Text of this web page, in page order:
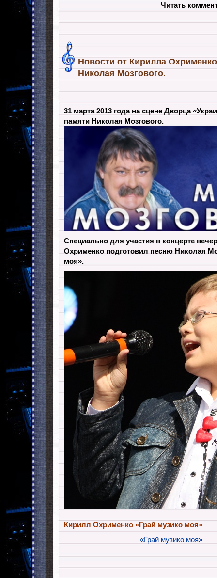
Читать
Новости от Кирилла
Николая Мозгового.
31 марта 2013 года на сцене Дворца
памяти Николая Мозгового.
Специально для участия в концерте
Охрименко подготовил песню Николая
моя».
Кирилл Охрименко «Грай музико моя»
«Грай музико моя»